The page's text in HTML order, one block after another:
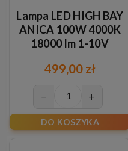
Lampa LED HIGH BAY
ANICA 100W 4000K
18000 lm 1-10V
499,00 zł
− +
DO KOSZYKA